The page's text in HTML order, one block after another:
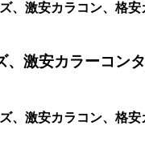
、激安カラコン、格
激安カラーコン
激安カラコン、格安